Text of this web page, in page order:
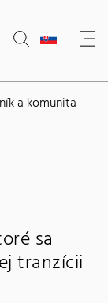
a komunita
sa
tranzícii